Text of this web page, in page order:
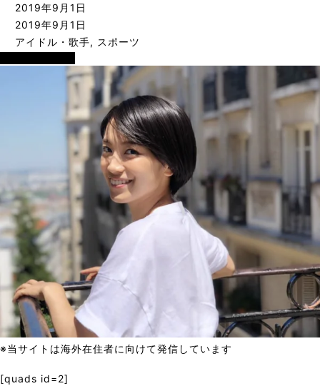
2019年9月1日
2019年9月1日
アイドル・歌手, スポーツ
※当サイトは海外在住者に向けて発信しています
[quads id=2]